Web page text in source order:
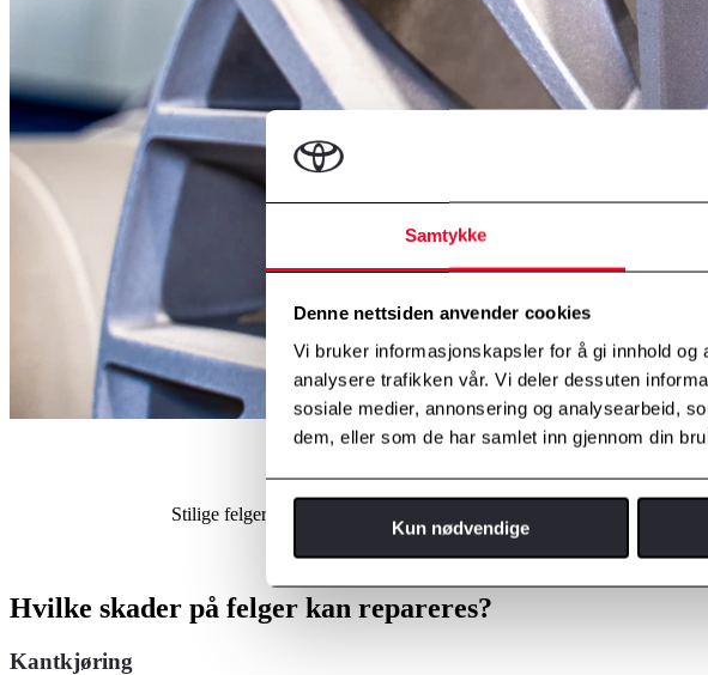
Samtykke
Denne nettsiden anvender cookies
Vi bruker informasjonskapsler for å gi innhold
analysere trafikken vår. Vi deler dessuten
sosiale medier, annonsering og analysearbeid,
dem, eller som de har samlet inn gjennom din
Kun nødvendige
Stilige felger kan forbedre hele bilens opplevelse og design. Slitte,
La oss reparere og renovere
Hvilke skader på felger kan repareres?
Kantkjøring